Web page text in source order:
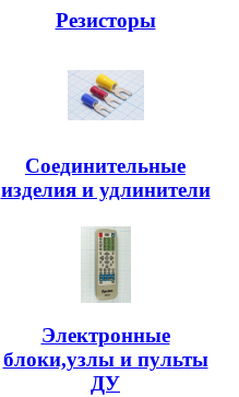
Резисторы
Соединительные
изделия и удлинители
Электронные
блоки,узлы и пульты
ДУ